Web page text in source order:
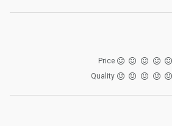
Price
Quality